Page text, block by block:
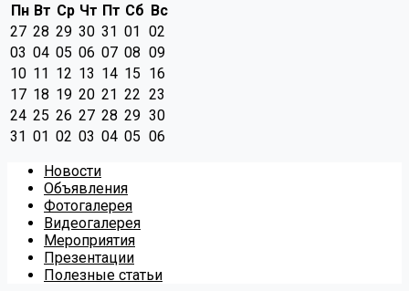
Пн Вт Ср Чт Пт Сб Вс
27 28 29 30 31 01 02
03 04 05 06 07 08 09
10 11 12 13 14 15 16
17 18 19 20 21 22 23
24 25 26 27 28 29 30
31 01 02 03 04 05 06
Новости
Объявления
Фотогалерея
Видеогалерея
Мероприятия
Презентации
Полезные статьи